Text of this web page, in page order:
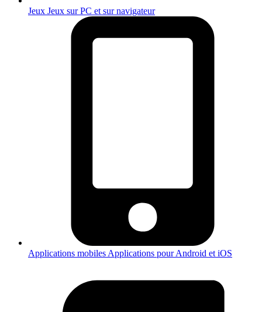
Jeux Jeux sur PC et sur navigateur
Applications mobiles Applications pour Android et iOS